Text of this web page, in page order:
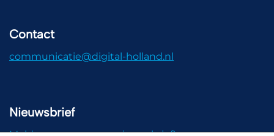
Contact
communicatie@digital-holland.nl
Nieuwsbrief